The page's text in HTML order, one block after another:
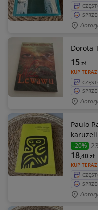
Dorota
KUP TERAZ
15zł
Paulo
-20% 23
KUP TERAZ
18,40zł